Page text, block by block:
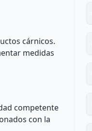
cárnicos.
medidas
competente
con la